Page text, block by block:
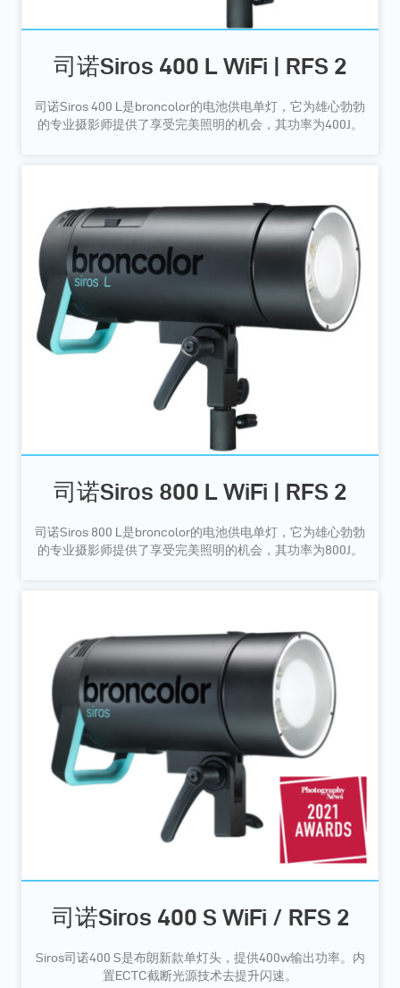
司诺Siros 400 L WiFi | RFS 2
司诺Siros 400 L是broncolor的电池供电单灯，它为雄心勃勃
的专业摄影师提供了享受完美照明的机会，其功率为400J。
司诺Siros 800 L WiFi | RFS 2
司诺Siros 800 L是broncolor的电池供电单灯，它为雄心勃勃
的专业摄影师提供了享受完美照明的机会，其功率为800J。
司诺Siros 400 S WiFi / RFS 2
Siros司诺400 S是布朗新款单灯头，提供400w输出功率。内
置ECTC截断光源技术去提升闪速。